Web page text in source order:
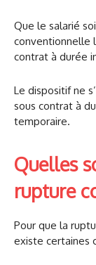
Que le salarié
conventionnelle
contrat à durée
Le dispositif ne
sous contrat à
temporaire.
Quelles
rupture
Pour que la
existe certaines